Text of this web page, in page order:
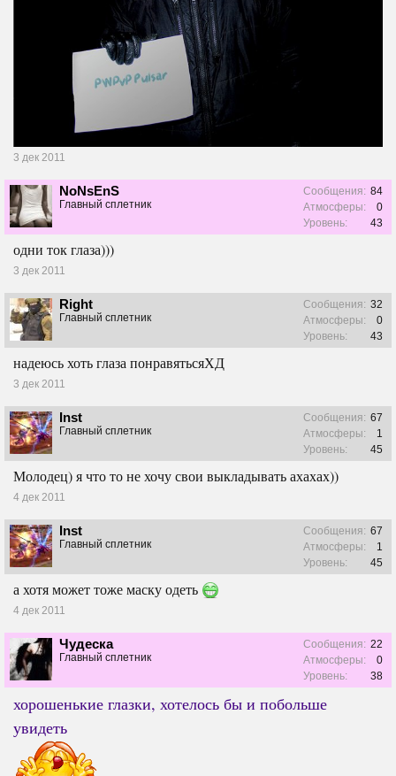
3 дек 2011
NoNsEnS
Главный сплетник
Сообщения: 84
Атмосферы:
0
Уровень:
43
одни ток глаза)))
3 дек 2011
Right
Главный сплетник
Сообщения: 32
Атмосферы:
0
Уровень:
43
надеюсь хоть глаза понравятьсяХД
3 дек 2011
Inst
Главный сплетник
Сообщения: 67
Атмосферы:
1
Уровень:
45
Молодец) я что то не хочу свои выкладывать ахахах))
4 дек 2011
Inst
Главный сплетник
Сообщения: 67
Атмосферы:
1
Уровень:
45
а хотя может тоже маску одеть
4 дек 2011
Чудеска
Главный сплетник
Сообщения: 22
Атмосферы:
0
Уровень:
38
хорошенькие глазки, хотелось бы и побольше
увидеть